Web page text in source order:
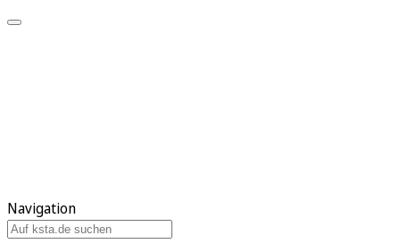
Navigation